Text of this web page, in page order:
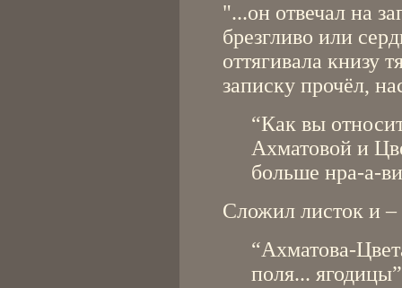
"...он отвечал на
брезгливо или
оттягивала книзу
записку прочёл,
“Как вы
Ахматовой и
больше нра-а-
Сложил листок и –
“Ахматова-
поля...